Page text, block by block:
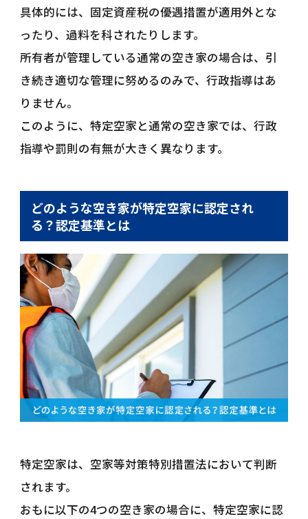
具体的には、固定資産税の優遇措置が適用外とな
ったり、過料を科されたりします。
所有者が管理している通常の空き家の場合は、引
き続き適切な管理に努めるのみで、行政指導はあ
りません。
このように、特定空家と通常の空き家では、行政
指導や罰則の有無が大きく異なります。
どのような空き家が特定空家に認定され
る？認定基準とは
特定空家は、空家等対策特別措置法において判断
されます。
おもに以下の4つの空き家の場合に、特定空家に認